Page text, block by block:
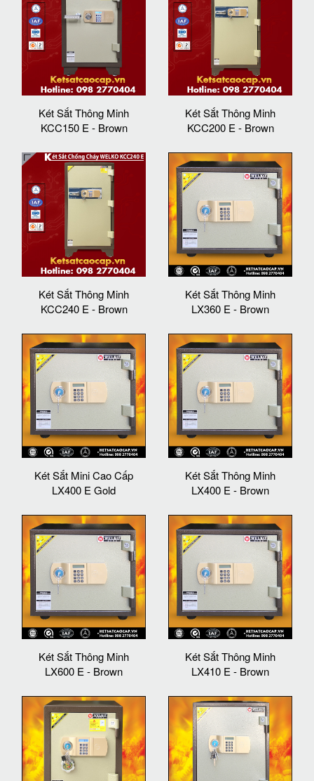
Két Sắt Thông Minh
KCC150 E - Brown
Két Sắt Thông Minh
KCC200 E - Brown
Két Sắt Thông Minh
KCC240 E - Brown
Két Sắt Thông Minh
LX360 E - Brown
Két Sắt Mini Cao Cấp
LX400 E Gold
Két Sắt Thông Minh
LX400 E - Brown
Két Sắt Thông Minh
LX600 E - Brown
Két Sắt Thông Minh
LX410 E - Brown